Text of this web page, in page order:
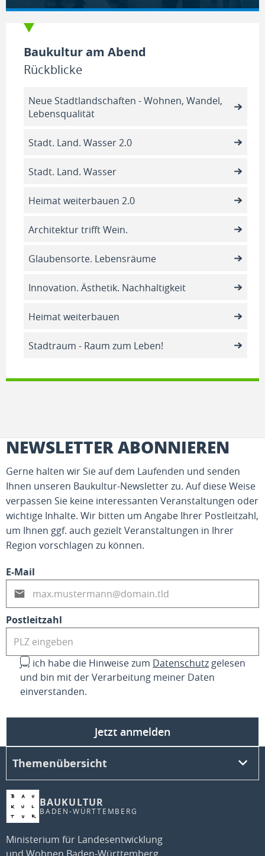
Baukultur am Abend
Rückblicke
Neue Stadtlandschaften - Wohnen, Wandel,
Lebensqualität
Stadt. Land. Wasser 2.0
Stadt. Land. Wasser
Heimat weiterbauen 2.0
Architektur trifft Wein.
Glaubensorte. Lebensräume
Innovation. Ästhetik. Nachhaltigkeit
Heimat weiterbauen
Stadtraum - Raum zum Leben!
NEWSLETTER ABONNIEREN
Gerne halten wir Sie auf dem Laufenden und senden
Ihnen unseren Baukultur-Newsletter zu. Auf diese Weise
verpassen Sie keine interessanten Veranstaltungen oder
wichtige Inhalte. Wir bitten um Angabe Ihrer Postleitzahl,
um Ihnen ggf. auch gezielt Veranstaltungen in Ihrer
Region vorschlagen zu können.
E-Mail
Postleitzahl
Ja, ich habe die Hinweise zum Datenschutz gelesen
und bin mit der Verarbeitung meiner Daten
einverstanden.
Jetzt anmelden
BAUKULTUR
BADEN-WÜRTTEMBERG
Ministerium für Landesentwicklung
Themenübersicht